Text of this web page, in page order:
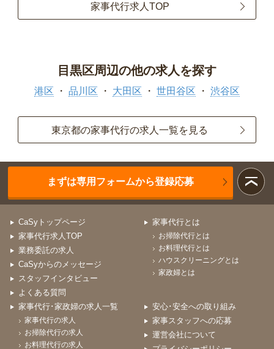
家事代行求人TOP
目黒区周辺の他の求人を探す
港区 品川区 大田区 世田谷区 渋谷区
東京都の家事代行の求人一覧を見る
まずは専用フォームから登録応募
CaSyトップページ
家事代行求人TOP
業務委託の求人
CaSyからのメッセージ
スタッフインタビュー
よくある質問
家事代行とは
お掃除代行とは
お料理代行とは
ハウスクリーニングとは
家政婦とは
家事代行･家政婦の求人一覧
家事代行の求人
お掃除代行の求人
お料理代行の求人
安心･安全への取り組み
家事スタッフへの応募
運営会社について